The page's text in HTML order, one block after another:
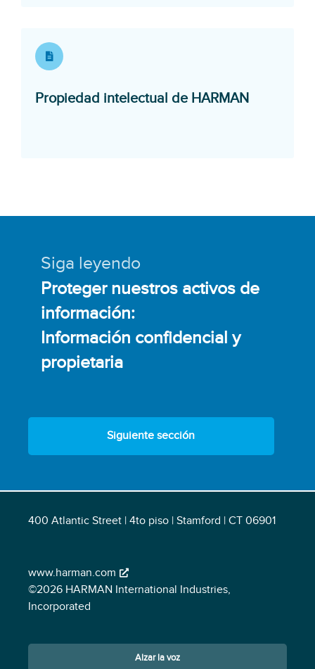
Propiedad intelectual de HARMANOpens in
Siga leyendo
Proteger nuestros activos de
información:
Información confidencial y
propietaria
Siguiente sección
400 Atlantic Street | 4to piso | Stamford | CT 06901
www.harman.com
©2026 HARMAN International Industries,
Incorporated
Alzar la voz